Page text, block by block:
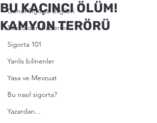
Genel Sigorta Bilgileri
Sektörden haberler
Sigorta 101
Yanlis bilinenler
Yasa ve Mevzuat
Bu nasıl sigorta?
Yazardan...
BU KAÇINCI ÖLÜM!
KAMYON TERÖRÜ